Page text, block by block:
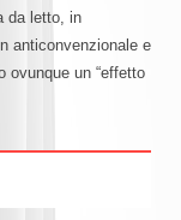
da letto, in
anticonvenzionale e
ovunque un “effetto